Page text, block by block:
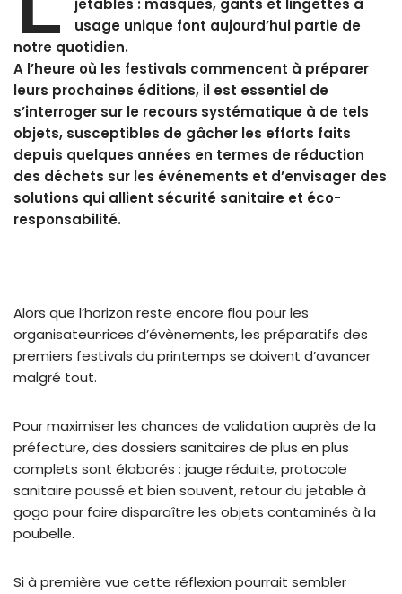
jetables : masques, gants et lingettes à
usage unique font aujourd’hui partie de
notre quotidien.
A l’heure où les festivals commencent à préparer
leurs prochaines éditions, il est essentiel de
s’interroger sur le recours systématique à de tels
objets, susceptibles de gâcher les efforts faits
depuis quelques années en termes de réduction
des déchets sur les événements et d’envisager des
solutions qui allient sécurité sanitaire et éco-
responsabilité.
Alors que l’horizon reste encore flou pour les
organisateur·rices d’évènements, les préparatifs des
premiers festivals du printemps se doivent d’avancer
malgré tout.
Pour maximiser les chances de validation auprès de la
préfecture, des dossiers sanitaires de plus en plus
complets sont élaborés : jauge réduite, protocole
sanitaire poussé et bien souvent, retour du jetable à
gogo pour faire disparaître les objets contaminés à la
poubelle.
Si à première vue cette réflexion pourrait sembler